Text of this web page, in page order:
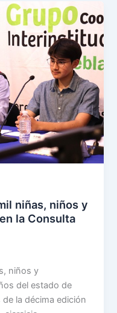
niñas, niños y
la Consulta
niños y
del estado de
la décima edición